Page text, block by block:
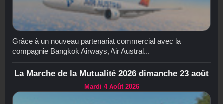
Grâce à un nouveau partenariat commercial avec la
compagnie Bangkok Airways, Air Austral...
La Marche de la Mutualité 2026 dimanche 23 août
Mardi 4 Août 2026